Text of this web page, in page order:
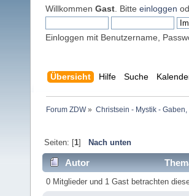
Willkommen Gast . Bitte einloggen
Einloggen mit Benutzername,
Übersicht Hilfe Suche
Forum ZDW» Christsein - Mystik -
Seiten: [1] Nach unten
Autor
0 Mitglieder und 1 Gast betrachten